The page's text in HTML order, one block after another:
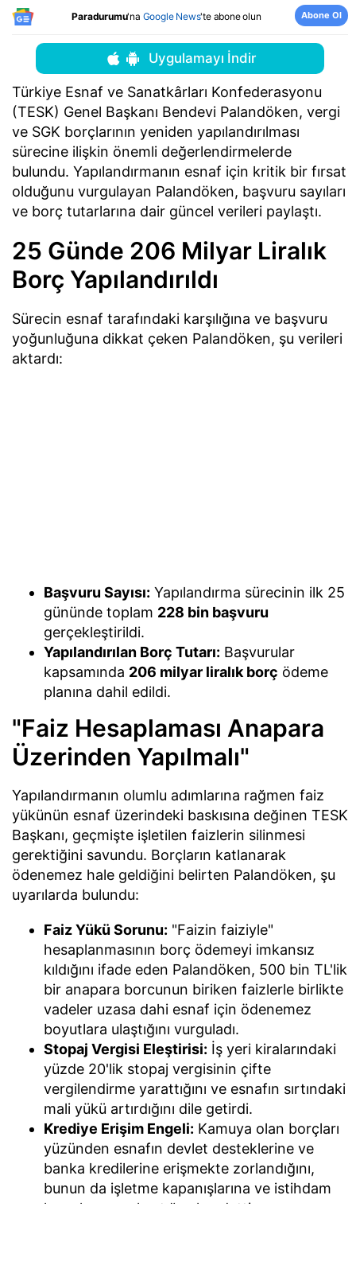
Paradurumu'na Google News'te abone olun Abone Ol
Uygulamayı İndir
Türkiye Esnaf ve Sanatkârları Konfederasyonu
(TESK) Genel Başkanı Bendevi Palandöken, vergi
ve SGK borçlarının yeniden yapılandırılması
sürecine ilişkin önemli değerlendirmelerde
bulundu. Yapılandırmanın esnaf için kritik bir fırsat
olduğunu vurgulayan Palandöken, başvuru sayıları
ve borç tutarlarına dair güncel verileri paylaştı.
25 Günde 206 Milyar Liralık
Borç Yapılandırıldı
Sürecin esnaf tarafındaki karşılığına ve başvuru
yoğunluğuna dikkat çeken Palandöken, şu verileri
aktardı:
Başvuru Sayısı: Yapılandırma sürecinin ilk 25
gününde toplam 228 bin başvuru
gerçekleştirildi.
Yapılandırılan Borç Tutarı: Başvurular
kapsamında 206 milyar liralık borç ödeme
planına dahil edildi.
"Faiz Hesaplaması Anapara
Üzerinden Yapılmalı"
Yapılandırmanın olumlu adımlarına rağmen faiz
yükünün esnaf üzerindeki baskısına değinen TESK
Başkanı, geçmişte işletilen faizlerin silinmesi
gerektiğini savundu. Borçların katlanarak
ödenemez hale geldiğini belirten Palandöken, şu
uyarılarda bulundu:
Faiz Yükü Sorunu: "Faizin faiziyle"
hesaplanmasının borç ödemeyi imkansız
kıldığını ifade eden Palandöken, 500 bin TL'lik
bir anapara borcunun biriken faizlerle birlikte
vadeler uzasa dahi esnaf için ödenemez
boyutlara ulaştığını vurguladı.
Stopaj Vergisi Eleştirisi: İş yeri kiralarındaki
yüzde 20'lik stopaj vergisinin çifte
vergilendirme yarattığını ve esnafın sırtındaki
mali yükü artırdığını dile getirdi.
Krediye Erişim Engeli: Kamuya olan borçları
yüzünden esnafın devlet desteklerine ve
banka kredilerine erişmekte zorlandığını,
bunun da işletme kapanışlarına ve istihdam
kayıplarına yol açtığını kaydetti.